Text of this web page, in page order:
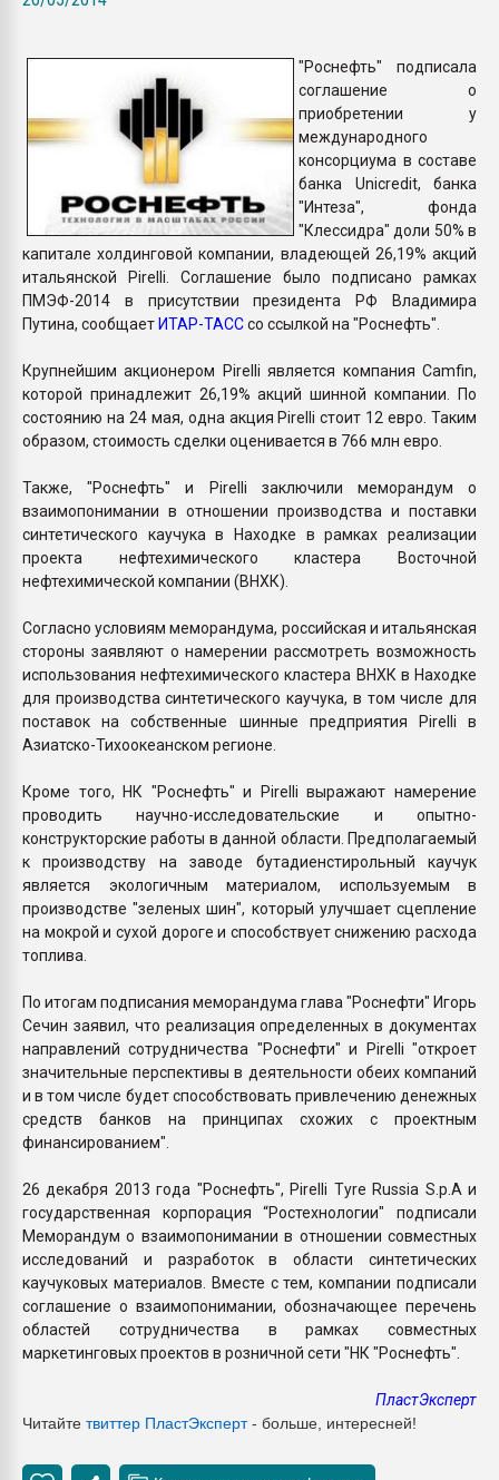
ПЕРЕЙТИ НА
"Роснефть" подписала
соглашение о
приобретении у
международного
консорциума в составе
банка Unicredit, банка
"Интеза", фонда
"Клессидра" доли 50% в
капитале холдинговой компании, владеющей 26,19% акций
итальянской Pirelli. Соглашение было подписано рамках
ПМЭФ-2014 в присутствии президента РФ Владимира
Путина, сообщаетИТАР-ТАССсо ссылкой на "Роснефть".
Крупнейшим акционером Pirelli является компания Camfin,
которой принадлежит 26,19% акций шинной компании. По
состоянию на 24 мая, одна акция Pirelli стоит 12 евро. Таким
образом, стоимость сделки оценивается в 766 млн евро.
Также, "Роснефть" и Pirelli заключили меморандум о
взаимопонимании в отношении производства и поставки
синтетического каучука в Находке в рамках реализации
проекта нефтехимического кластера Восточной
нефтехимической компании (ВНХК).
Согласно условиям меморандума, российская и итальянская
стороны заявляют о намерении рассмотреть возможность
использования нефтехимического кластера ВНХК в Находке
для производства синтетического каучука, в том числе для
поставок на собственные шинные предприятия Pirelli в
Азиатско-Тихоокеанском регионе.
Кроме того, НК "Роснефть" и Pirelli выражают намерение
проводить научно-исследовательские и опытно-
конструкторские работы в данной области. Предполагаемый
к производству на заводе бутадиенстирольный каучук
является экологичным материалом, используемым в
производстве "зеленых шин", который улучшает сцепление
на мокрой и сухой дороге и способствует снижению расхода
топлива.
По итогам подписания меморандума глава "Роснефти" Игорь
Сечин заявил, что реализация определенных в документах
направлений сотрудничества "Роснефти" и Pirelli "откроет
значительные перспективы в деятельности обеих компаний
и в том числе будет способствовать привлечению денежных
средств банков на принципах схожих с проектным
финансированием".
26 декабря 2013 года "Роснефть", Pirelli Tyre Russia S.p.A и
государственная корпорация “Ростехнологии" подписали
Меморандум о взаимопонимании в отношении совместных
исследований и разработок в области синтетических
каучуковых материалов. Вместе с тем, компании подписали
соглашение о взаимопонимании, обозначающее перечень
областей сотрудничества в рамках совместных
маркетинговых проектов в розничной сети "НК "Роснефть".
ПластЭксперт
Читайте твиттер ПластЭксперт- больше, интересней!